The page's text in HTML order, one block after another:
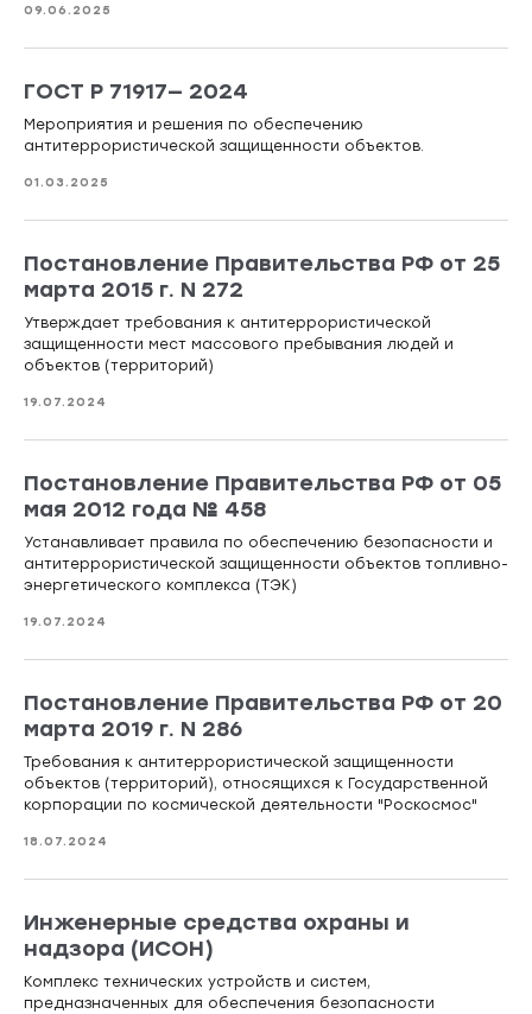
09.06.2025
ГОСТ Р 71917— 2024
Мероприятия и решения по обеспечению
антитеррористической защищенности объектов.
01.03.2025
Постановление Правительства РФ от 25
марта 2015 г. N 272
Утверждает требования к антитеррористической
защищенности мест массового пребывания людей и
объектов (территорий)
19.07.2024
Постановление Правительства РФ от 05
мая 2012 года № 458
Устанавливает правила по обеспечению безопасности и
антитеррористической защищенности объектов топливно-
энергетического комплекса (ТЭК)
19.07.2024
Постановление Правительства РФ от 20
марта 2019 г. N 286
Требования к антитеррористической защищенности
объектов (территорий), относящихся к Государственной
корпорации по космической деятельности "Роскосмос"
18.07.2024
Инженерные средства охраны и
надзора (ИСОН)
Комплекс технических устройств и систем,
предназначенных для обеспечения безопасности